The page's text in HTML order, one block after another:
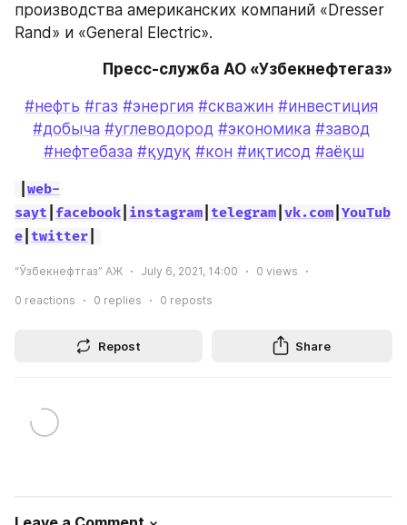
производства американских компаний «Dresser
Rand» и «General Electric».
Пресс-служба АО «Узбекнефтегаз»
#нефть #газ #энергия #скважин #инвестиция
#добыча #углеводород #экономика #завод
#нефтебаза #қудуқ #кон #иқтисод #аёқш
web-
sayt facebook instagram telegram vk.com YouTub
e twitter
“Ўзбекнефтгаз” АЖ July 6, 2021, 14:00 0 views
0 reactions 0 replies 0 reposts
Repost Share